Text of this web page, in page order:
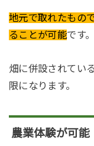
地元で取れたもの
ることが可能です。
畑に併設されてい
限になります。
農業体験が可能